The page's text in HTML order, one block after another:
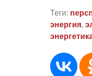
Теги:
энергия,